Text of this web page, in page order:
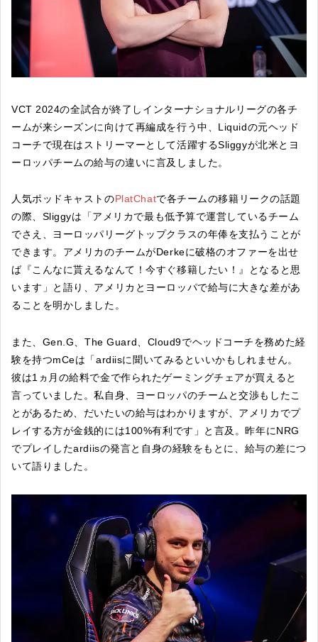
VCT 2024の全試合が終了しインターナショナルリーグの各チ
ームが来シーズンに向けて再編成を行う中、Liquidの元ヘッド
コーチで現在はストリーマーとして活躍するSliggyが北米とヨ
ーロッパチームの給与の違いに言及しました。
人気ポッドキャストのPlatChatで各チームの移籍リークの話題
の際、Sliggyは「アメリカで最も低予算で運営しているチーム
でさえ、ヨーロッパリーグトップクラスの年俸を支払うことが
できます。アメリカのチームがDerkeに破格のオファーを出せ
ば『こんなに貰えるなんて！今すぐ移籍したい！』となると思
います」と語り、アメリカとヨーロッパで給与に大きな差があ
ることを明かしました。
また、Gen.G、The Guard、Cloud9でヘッドコーチを務めた経
験を持つmCeは「ardiisに聞いてみるといいかもしれません。
彼は1ヵ月の給料で金で作られたゲーミングチェアが買えると
言っていました。私自身、ヨーロッパのチームと交渉もしたこ
とがあるため、だいたいの給与はわかりますが、アメリカでプ
レイする方が金銭的には100%有利です」と言及。昨年にNRG
でプレイしたardiisの発言と自身の経験をもとに、給与の差につ
いて語りました。